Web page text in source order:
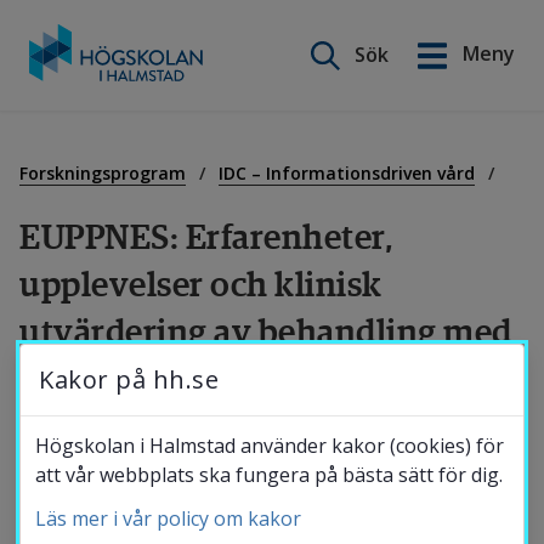
innehåll
Sök
Meny
Forskningsprogram IDC – Informationsdriven vård
EUPPNES: Erfarenheter,
upplevelser och klinisk
utvärdering av behandling med
nasalt esketamin vid
terapirefraktär depression:
REN-TRD
Depression är en vanlig men allvarlig
English
Utbildning
Forskning
Samverkan
Om Högskolan
Kakor på hh.se
Högskolan i Halmstad använder kakor (cookies) för
att vår webbplats ska fungera på bästa sätt för dig.
Läs mer i vår policy om kakor